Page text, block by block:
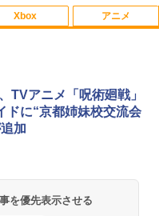
rayライブラリーズ 機
逆襲のシャア【Blu-ra
レイダース|オンライン
レイダース -Switch2
ジタル・エディション
Language: Japan
2200B01)
-PS5 【特典】
ド 封入
Xbox
ワイヤレス コントロー
ケーブル
ワイヤレス コントロー
ホワイト)
アニメ
限定】劇場版モノノ怪
限定オリジ
ケース付きコレクション)
:オリジナル巾着＋メー
離】二振りの剣、十翼よ
TVアニメ「呪術廻戦」
ドに“京都姉妹校交流会
加
を優先表示させる